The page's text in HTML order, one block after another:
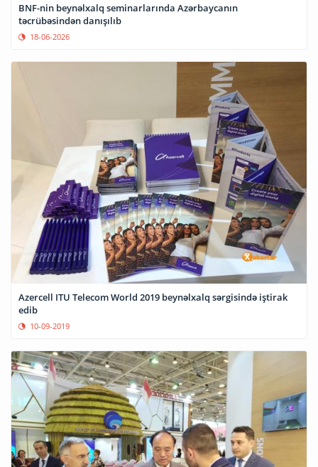
BNF-nin beynəlxalq seminarlarında Azərbaycanın
təcrübəsindən danışılıb
18-06-2026
Azercell ITU Telecom World 2019 beynəlxalq sərgisində iştirak
edib
10-09-2019